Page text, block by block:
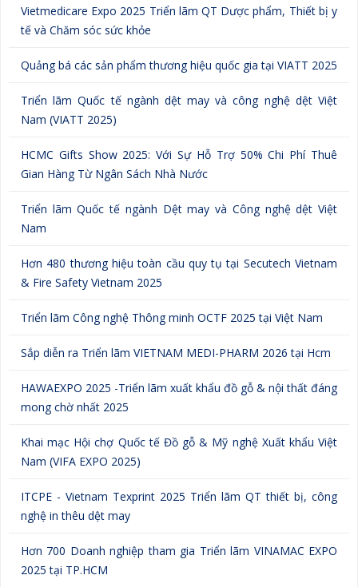
Vietmedicare Expo 2025 Triển lãm QT Dược phẩm, Thiết bị y
tế và Chăm sóc sức khỏe
Quảng bá các sản phẩm thương hiệu quốc gia tại VIATT 2025
Triển lãm Quốc tế ngành dệt may và công nghệ dệt Việt
Nam (VIATT 2025)
HCMC Gifts Show 2025: Với Sự Hỗ Trợ 50% Chi Phí Thuê
Gian Hàng Từ Ngân Sách Nhà Nước
Triển lãm Quốc tế ngành Dệt may và Công nghệ dệt Việt
Nam
Hơn 480 thương hiệu toàn cầu quy tụ tại Secutech Vietnam
& Fire Safety Vietnam 2025
Triển lãm Công nghệ Thông minh OCTF 2025 tại Việt Nam
Sắp diễn ra Triển lãm VIETNAM MEDI-PHARM 2026 tại Hcm
HAWAEXPO 2025 -Triển lãm xuất khẩu đồ gỗ & nội thất đáng
mong chờ nhất 2025
Khai mạc Hội chợ Quốc tế Đồ gỗ & Mỹ nghệ Xuất khẩu Việt
Nam (VIFA EXPO 2025)
ITCPE - Vietnam Texprint 2025 Triển lãm QT thiết bị, công
nghệ in thêu dệt may
Hơn 700 Doanh nghiệp tham gia Triển lãm VINAMAC EXPO
2025 tại TP.HCM